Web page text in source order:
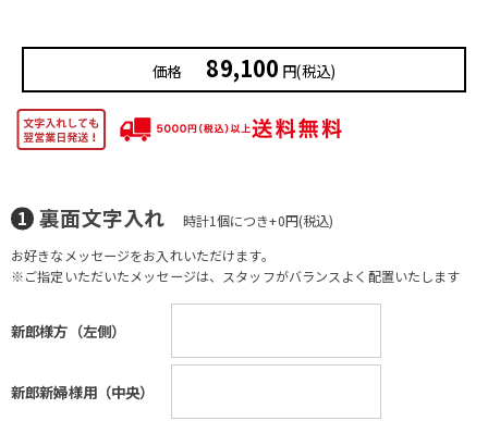
価格 89,100 円(税込)
裏面文字入れ 時計1個につき+0円(税込)
お好きなメッセージをお入れいただけます。
※ご指定いただいたメッセージは、スタッフがバランスよく配置いたします
新郎様方（左側）
新郎新婦様用（中央）